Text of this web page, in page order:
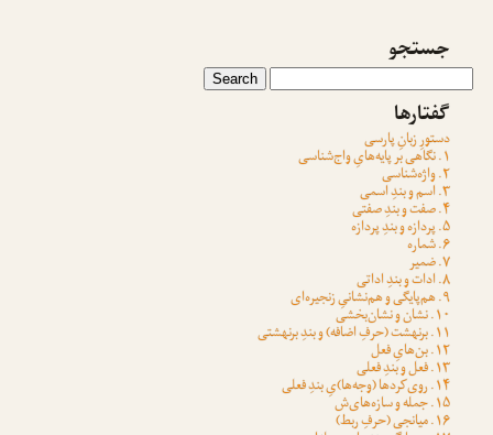
جستجو
گفتارها
دستورِ زبانِ پارسی
۱. نگاهی بر پایه‌هایِ واج‌شناسی
۲. واژه‌شناسی
۳. اسم و بندِ اسمی
۴. صفت و بندِ صفتی
۵. پردازه و بندِ پردازه
۶. شماره
۷. ضمیر
۸. ادات و بندِ اداتی
۹. هم‌پایگی و هم‌نشانیِ زنجیره‌ای
۱۰. نشان و نشان‌بخشی
۱۱. برنهشت (حرفِ اضافه) و بندِ برنهشتی
۱۲. بن‌هایِ فعل
۱۳. فعل و بندِ فعلی
۱۴. روی‌کردها (وجه‌ها)یِ بندِ فعلی
۱۵. جمله و سازه‌های‌ش
۱۶. میانجی (حرفِ ربط)